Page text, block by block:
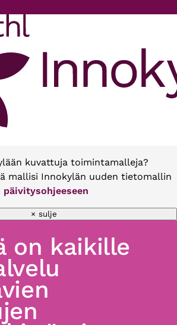
kuvattuja toimintamalleja?
mallisi Innokylän uuden tietomallin
× sulje
on kaikille